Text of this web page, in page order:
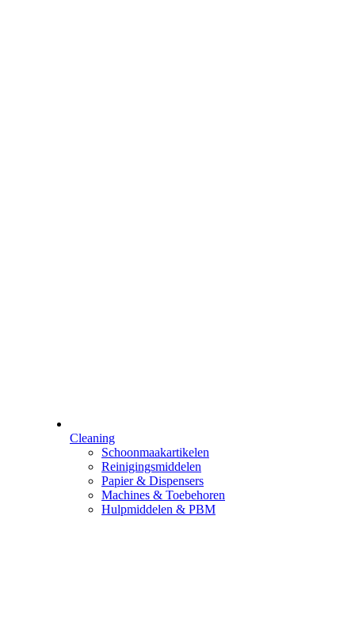
Cleaning
Schoonmaakartikelen
Reinigingsmiddelen
Papier & Dispensers
Machines & Toebehoren
Hulpmiddelen & PBM